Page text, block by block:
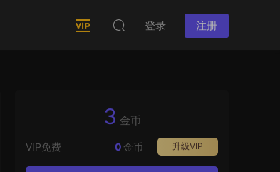
登录 注册
3 金币
VIP免费 升级VIP
0 金币